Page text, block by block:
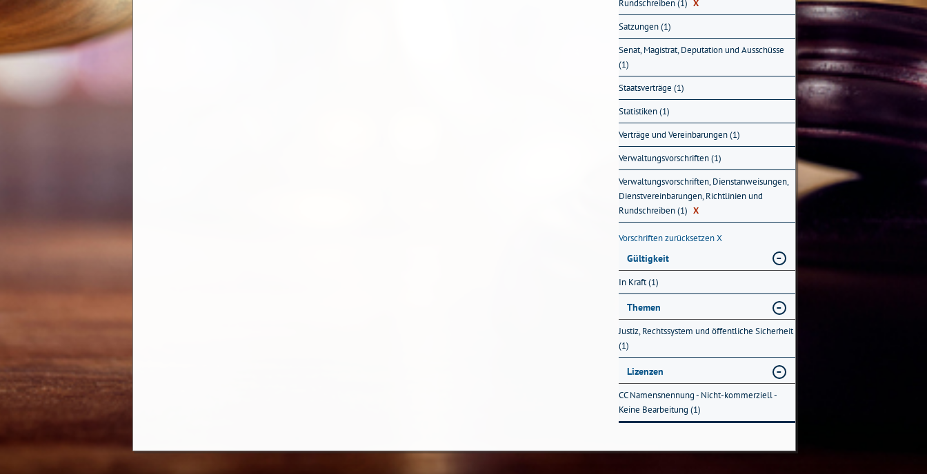
Rundschreiben (1) X
Satzungen (1)
Senat, Magistrat, Deputation und Ausschüsse
(1)
Staatsverträge (1)
Statistiken (1)
Verträge und Vereinbarungen (1)
Verwaltungsvorschriften (1)
Verwaltungsvorschriften, Dienstanweisungen,
Dienstvereinbarungen, Richtlinien und
Rundschreiben (1) X
Vorschriften zurücksetzenX
Gültigkeit
In Kraft (1)
Themen
Justiz, Rechtssystem und öffentliche Sicherheit
(1)
Lizenzen
CC Namensnennung - Nicht-kommerziell -
Keine Bearbeitung (1)